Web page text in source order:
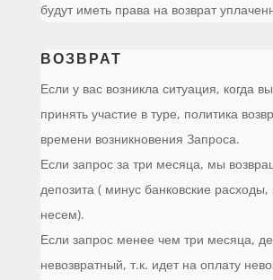
будут иметь права на возврат
ВОЗВРАТ
Если у вас возникла ситуация, когда
принять участие в туре, политика
времени возникновения Запроса.
Если запрос за три месяца, мы
депозита ( минус банковские
несем).
Если запрос менее чем три месяца,
невозвратный, т.к. идет на оплату